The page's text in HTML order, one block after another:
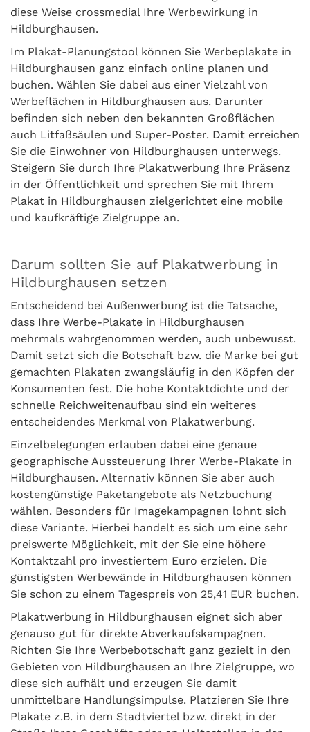
diese Weise crossmedial Ihre Werbewirkung in
Hildburghausen.
Im Plakat-Planungstool können Sie Werbeplakate in
Hildburghausen ganz einfach online planen und
buchen. Wählen Sie dabei aus einer Vielzahl von
Werbeflächen in Hildburghausen aus. Darunter
befinden sich neben den bekannten Großflächen
auch Litfaßsäulen und Super-Poster. Damit erreichen
Sie die Einwohner von Hildburghausen unterwegs.
Steigern Sie durch Ihre Plakatwerbung Ihre Präsenz
in der Öffentlichkeit und sprechen Sie mit Ihrem
Plakat in Hildburghausen zielgerichtet eine mobile
und kaufkräftige Zielgruppe an.
Darum sollten Sie auf Plakatwerbung in
Hildburghausen setzen
Entscheidend bei Außenwerbung ist die Tatsache,
dass Ihre Werbe-Plakate in Hildburghausen
mehrmals wahrgenommen werden, auch unbewusst.
Damit setzt sich die Botschaft bzw. die Marke bei gut
gemachten Plakaten zwangsläufig in den Köpfen der
Konsumenten fest. Die hohe Kontaktdichte und der
schnelle Reichweitenaufbau sind ein weiteres
entscheidendes Merkmal von Plakatwerbung.
Einzelbelegungen erlauben dabei eine genaue
geographische Aussteuerung Ihrer Werbe-Plakate in
Hildburghausen. Alternativ können Sie aber auch
kostengünstige Paketangebote als Netzbuchung
wählen. Besonders für Imagekampagnen lohnt sich
diese Variante. Hierbei handelt es sich um eine sehr
preiswerte Möglichkeit, mit der Sie eine höhere
Kontaktzahl pro investiertem Euro erzielen. Die
günstigsten Werbewände in Hildburghausen können
Sie schon zu einem Tagespreis von 25,41 EUR buchen.
Plakatwerbung in Hildburghausen eignet sich aber
genauso gut für direkte Abverkaufskampagnen.
Richten Sie Ihre Werbebotschaft ganz gezielt in den
Gebieten von Hildburghausen an Ihre Zielgruppe, wo
diese sich aufhält und erzeugen Sie damit
unmittelbare Handlungsimpulse. Platzieren Sie Ihre
Plakate z.B. in dem Stadtviertel bzw. direkt in der